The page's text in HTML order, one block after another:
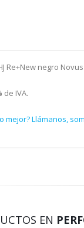
Re+New negro
de IVA.
mejor? Llámanos,
EN